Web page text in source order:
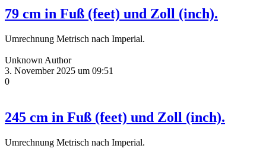
79 cm in Fuß (feet) und Zoll (inch).
Umrechnung Metrisch nach Imperial.
Unknown Author
3. November 2025 um 09:51
0
245 cm in Fuß (feet) und Zoll (inch).
Umrechnung Metrisch nach Imperial.